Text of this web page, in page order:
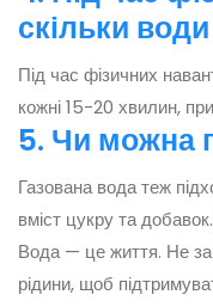
скільки
Під час фізичних
кожні 15-20 хвилин,
5. Чи можна
Газована вода теж
вміст цукру та
Вода — це життя. Не
рідини, щоб